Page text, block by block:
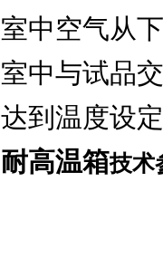
室中空气从
室中与试品
达到温度设
耐高温箱技术